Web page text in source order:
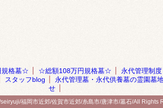
規格墓☆ ☆総額108万円規格墓☆
永代管理制
スタッフblog
永代管理墓・永代供養墓の霊園墓
せ
福岡市近郊/佐賀市近郊/糸島市/唐津市/墓石/All Rights